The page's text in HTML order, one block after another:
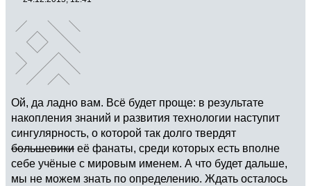
Ой, да ладно вам. Всё будет проще: в результате
накопления знаний и развития технологии наступит
сингулярность, о которой так долго твердят
большевики её фанаты, среди которых есть вполне
себе учёные с мировым именем. А что будет дальше,
мы не можем знать по определению. Ждать осталось